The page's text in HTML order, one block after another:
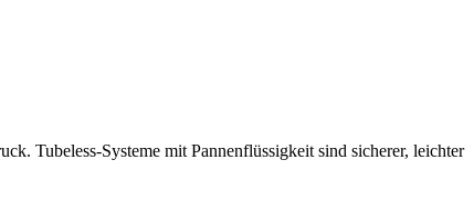
Tubeless-Systeme mit Pannenflüssigkeit sind sicherer, leichter